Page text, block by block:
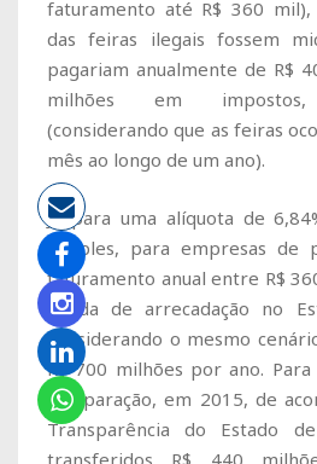
faturamento até R$ 360 mil),
das feiras ilegais fossem
pagariam anualmente de R$
milhões em impostos,
(considerando que as feiras
mês ao longo de um ano).
Já para uma alíquota de
Simples, para empresas de
faturamento anual entre R$
perda de arrecadação no
considerando o mesmo
R$ 700 milhões por ano.
comparação, em 2015, de
Transparência do Estado
transferidos R$ 440